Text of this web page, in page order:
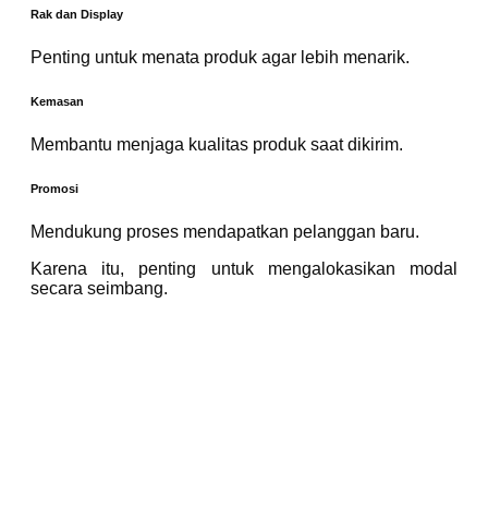
Rak dan Display
Penting untuk menata produk agar lebih menarik.
Kemasan
Membantu menjaga kualitas produk saat dikirim.
Promosi
Mendukung proses mendapatkan pelanggan baru.
Karena itu, penting untuk mengalokasikan modal
secara seimbang.